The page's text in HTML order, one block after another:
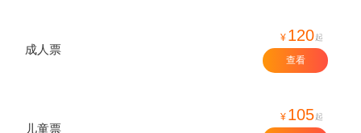
成人票
¥ 120起
查看
儿童票
¥ 105起